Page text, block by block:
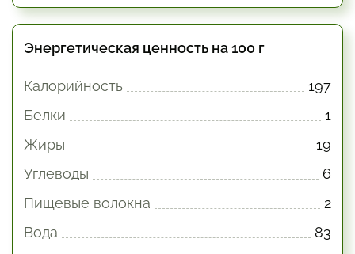
Энергетическая ценность на 100 г
Калорийность
197
Белки
1
Жиры
19
Углеводы
6
Пищевые волокна
2
Вода
83